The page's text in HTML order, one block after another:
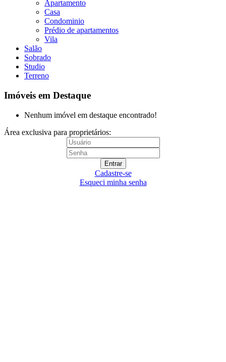
Apartamento
Casa
Condominio
Prédio de apartamentos
Vila
Salão
Sobrado
Studio
Terreno
Imóveis em Destaque
Nenhum imóvel em destaque encontrado!
Área exclusiva para proprietários:
Cadastre-se
Esqueci minha senha